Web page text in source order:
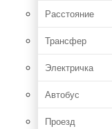
Расстояние
Трансфер
Электричка
Автобус
Проезд